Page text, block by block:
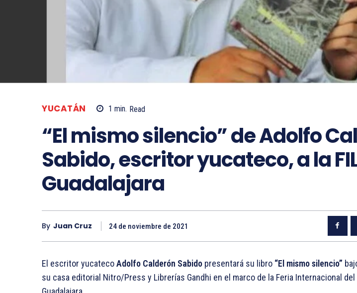
YUCATÁN 1 min. Read
“El mismo silencio” de Adolfo
Sabido, escritor yucateco, a la
Guadalajara
By Juan Cruz 24 de noviembre de 2021
El escritor yucatecoAdolfo Calderón Sabido presentará su libro “El mismo silencio”
su casa editorial Nitro/Press y Librerías Gandhi en el marco de la Feria Internacional del